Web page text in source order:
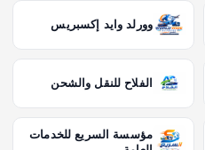
وورلد وايد إكسبريس
الفلاح للنقل والشحن
مؤسسة السريع للخدمات